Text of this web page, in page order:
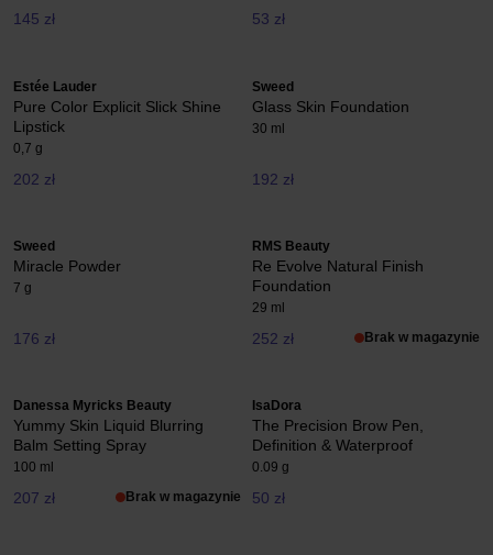
145 zł 53 zł
Estée Lauder
Pure Color Explicit Slick Shine
Lipstick
0,7 g
202 zł
Sweed
Glass Skin Foundation
30 ml
192 zł
Sweed
Miracle Powder
7 g
176 zł
RMS Beauty
Re Evolve Natural Finish
Foundation
29 ml
252 zł Brak w magazynie
Danessa Myricks Beauty
Yummy Skin Liquid Blurring
Balm Setting Spray
100 ml
207 zł Brak w magazynie
IsaDora
The Precision Brow Pen,
Definition & Waterproof
0.09 g
50 zł